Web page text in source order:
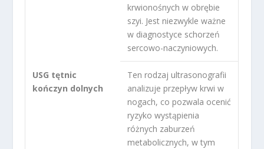
krwionośnych w obrębie
szyi. Jest niezwykle ważne
w diagnostyce schorzeń
sercowo-naczyniowych.
USG tętnic
kończyn dolnych
Ten rodzaj ultrasonografii
analizuje przepływ krwi w
nogach, co pozwala ocenić
ryzyko wystąpienia
różnych zaburzeń
metabolicznych, w tym